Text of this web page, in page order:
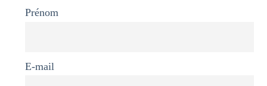
Prénom
E-mail